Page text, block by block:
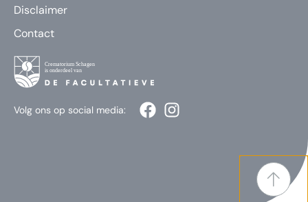
Disclaimer
Contact
Volg ons op social media: